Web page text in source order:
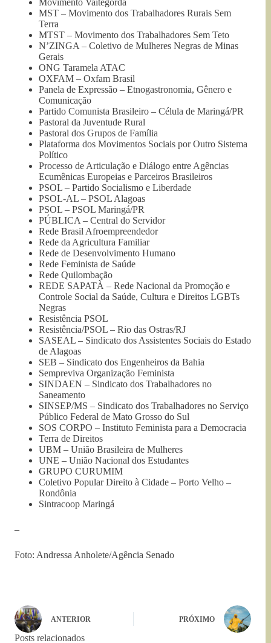
MST – Movimento dos Trabalhadores Rurais Sem
Terra
MTST – Movimento dos Trabalhadores Sem Teto
N’ZINGA – Coletivo de Mulheres Negras de Minas
Gerais
ONG Taramela ATAC
OXFAM – Oxfam Brasil
Panela de Expressão – Etnogastronomia, Gênero e
Comunicação
Partido Comunista Brasileiro – Célula de Maringá/PR
Pastoral da Juventude Rural
Pastoral dos Grupos de Família
Plataforma dos Movimentos Sociais por Outro Sistema
Político
Processo de Articulação e Diálogo entre Agências
Ecumênicas Europeias e Parceiros Brasileiros
PSOL – Partido Socialismo e Liberdade
PSOL-AL – PSOL Alagoas
PSOL – PSOL Maringá/PR
PÚBLICA – Central do Servidor
Rede Brasil Afroempreendedor
Rede da Agricultura Familiar
Rede de Desenvolvimento Humano
Rede Feminista de Saúde
Rede Quilombação
REDE SAPATÀ – Rede Nacional da Promoção e
Controle Social da Saúde, Cultura e Direitos LGBTs
Negras
Resistência PSOL
Resistência/PSOL – Rio das Ostras/RJ
SASEAL – Sindicato dos Assistentes Sociais do Estado
de Alagoas
SEB – Sindicato dos Engenheiros da Bahia
Sempreviva Organização Feminista
SINDAEN – Sindicato dos Trabalhadores no
Saneamento
SINSEP/MS – Sindicato dos Trabalhadores no Serviço
Público Federal de Mato Grosso do Sul
SOS CORPO – Instituto Feminista para a Democracia
Terra de Direitos
UBM – União Brasileira de Mulheres
UNE – União Nacional dos Estudantes
GRUPO CURUMIM
Coletivo Popular Direito à Cidade – Porto Velho –
Rondônia
Sintracoop Maringá
–
Foto: Andressa Anholete/Agência Senado
ANTERIOR PRÓXIMO
Posts relacionados